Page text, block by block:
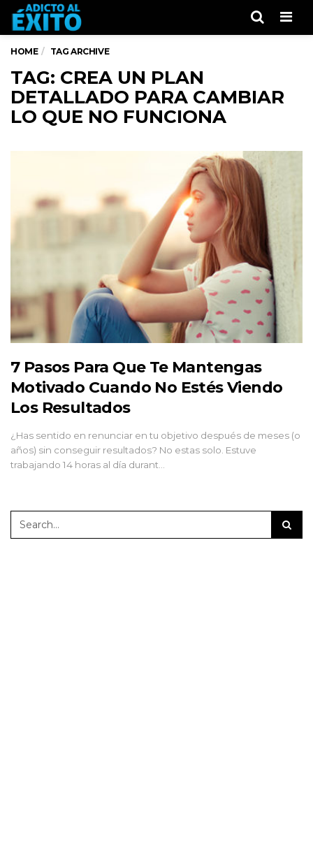
HOME TAG ARCHIVE
TAG: CREA UN PLAN
DETALLADO PARA CAMBIAR
LO QUE NO FUNCIONA
7 Pasos Para Que Te Mantengas
Motivado Cuando No Estés Viendo
Los Resultados
¿Has sentido en renunciar en tu objetivo después de meses (o
años) sin conseguir resultados? No estas solo. Estuve
trabajando 14 horas al día durant…